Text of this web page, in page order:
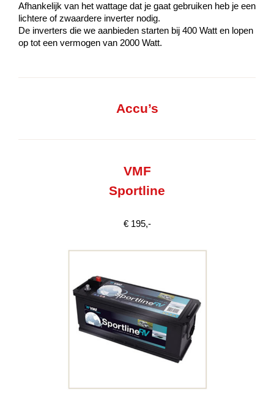
Afhankelijk van het wattage dat je gaat gebruiken heb je een
lichtere of zwaardere inverter nodig.
De inverters die we aanbieden starten bij 400 Watt en lopen
op tot een vermogen van 2000 Watt.
Accu’s
VMF
Sportline
€ 195,-